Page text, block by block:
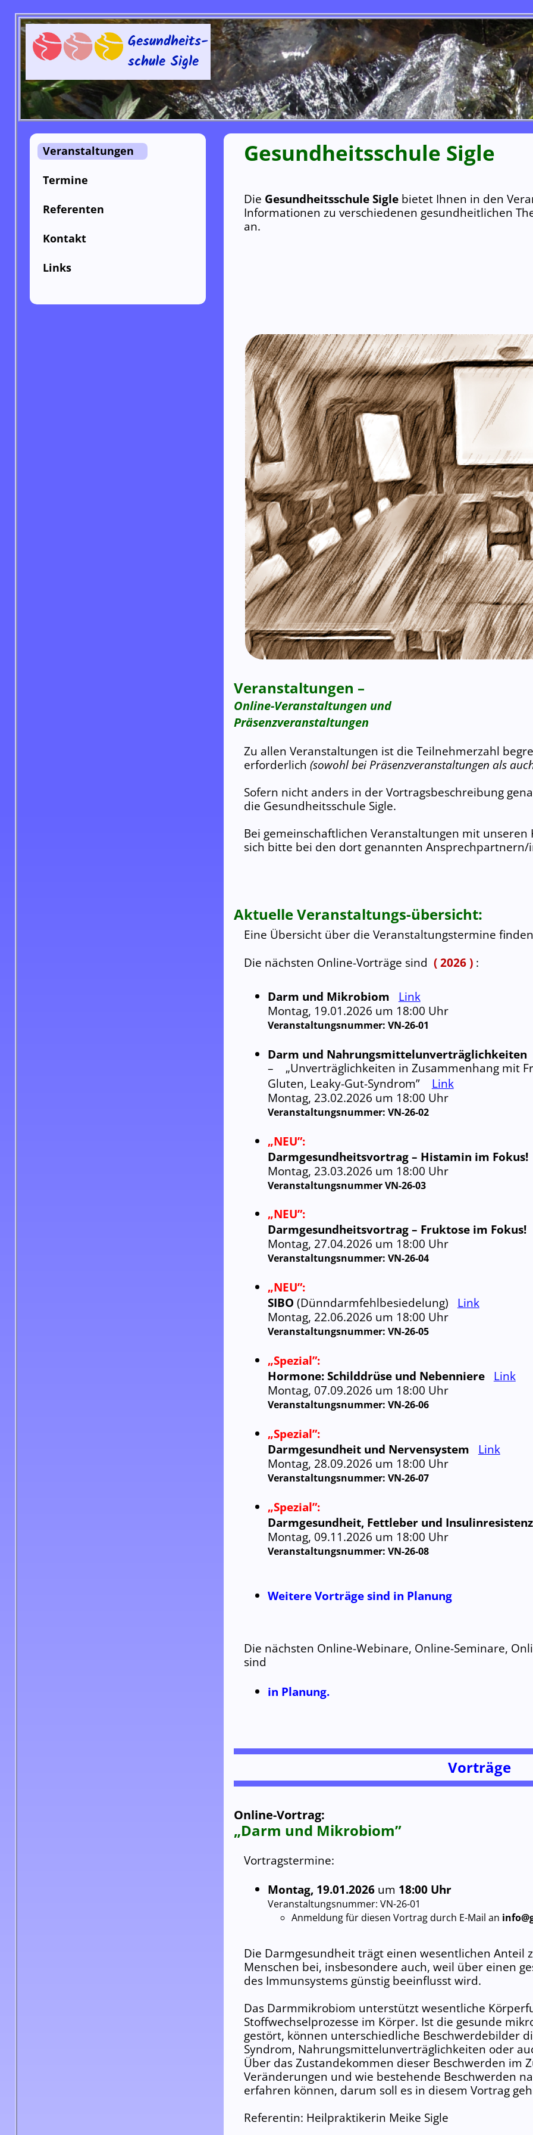
Gesundheits-
schule Sigle
Veranstal­tungen
Termine
Referenten
Kontakt
Links
Gesund­heits­schule Sigle
Die Gesund­heits­schule Siglebietet Ihnen in den
Informationen zu verschiedenen gesundheitlichen
an.
Veranstaltungen –
Online-Veranstaltungen und
Präsenz­veranstaltungen
Zu allen Veranstaltungen ist die Teilnehmerzahl
erforderlich (sowohl bei Präsenzveranstaltungen als
Sofern nicht anders in der Vortragsbeschreibung
die Gesundheitsschule Sigle.
Bei gemeinschaftlichen Veranstaltungen mit unseren
sich bitte bei den dort genannten Ansprechpartnern/
Aktuelle Veranstaltungs-­übersicht:
Eine Übersicht über die Veranstaltungstermine
Die nächsten Online-Vorträge sind ( 2026 ) :
Darm und Mikrobiom
Link
Montag, 19.01.2026 um 18:00 Uhr
Veranstaltungs­nummer: VN-26-01
Darm und Nahrungsmittel­unverträglich­keiten
– „Unverträg­lichkeiten in Zusammenhang mit
Gluten, Leaky-Gut-Syndrom” Link
Montag, 23.02.2026 um 18:00 Uhr
Veranstaltungs­nummer: VN-26-02
„NEU”:
Darm­gesund­heits­vortrag – Histamin im Fokus!
Montag, 23.03.2026 um 18:00 Uhr
Veranstaltungs­nummerVN-26-03
„NEU”:
Darm­gesund­heits­vortrag – Fruktose im Fokus!
Montag, 27.04.2026 um 18:00 Uhr
Veranstaltungs­nummer: VN-26-04
„NEU”:
SIBO (Dünndarm­fehlbesiedelung) Link
Montag, 22.06.2026 um 18:00 Uhr
Veranstaltungs­nummer: VN-26-05
„Spezial”:
Hormone: Schilddrüse und Nebenniere
Link
Montag, 07.09.2026 um 18:00 Uhr
Veranstaltungs­nummer: VN-26-06
„Spezial”:
Darmgesundheit und Nervensystem
Link
Montag, 28.09.2026 um 18:00 Uhr
Veranstaltungs­nummer: VN-26-07
„Spezial”:
Darmgesundheit, Fettleber und Insulinresistenz
Montag, 09.11.2026 um 18:00 Uhr
Veranstaltungs­nummer: VN-26-08
Weitere Vorträge sind in Planung
Die nächsten Online-Webinare, Online-Seminare,
sind
in Planung.
Vorträge
Online-Vortrag:
„Darm und Mikrobiom”
Vortragstermine:
Montag, 19.01.2026 um 18:00 Uhr
Veranstaltungs­nummer: VN-26-01
Anmeldung für diesen Vortrag durch E-Mail an
Die Darmgesundheit trägt einen wesentlichen Anteil
Menschen bei, insbesondere auch, weil über einen
des Immunsystems günstig beeinflusst wird.
Das Darmmikrobiom unterstützt wesentliche
Stoffwechselprozesse im Körper. Ist die gesunde
gestört, können unterschiedliche Beschwerdebilder
Syndrom, Nahrungsmittel­unverträglich­keiten oder
Über das Zustandekommen dieser Beschwerden im
Veränderungen und wie bestehende Beschwerden
erfahren können, darum soll es in diesem Vortrag
Referentin: Heilpraktikerin Meike Sigle